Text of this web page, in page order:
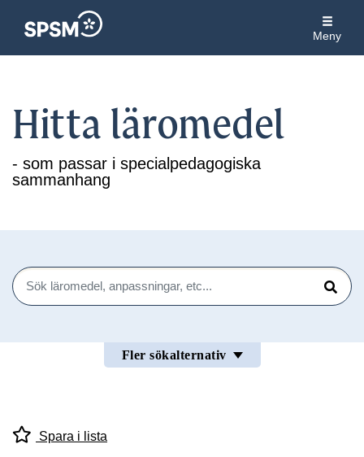
Meny
Hitta läromedel
- som passar i specialpedagogiska
sammanhang
Sök
Sök
Fler sökalternativ
Spara i lista